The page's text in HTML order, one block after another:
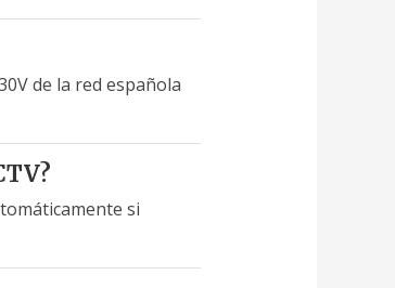
de la red española
si